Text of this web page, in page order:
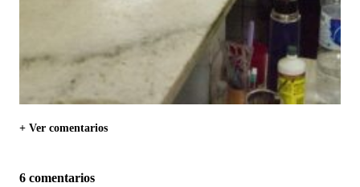
+ Ver comentarios
6 comentarios